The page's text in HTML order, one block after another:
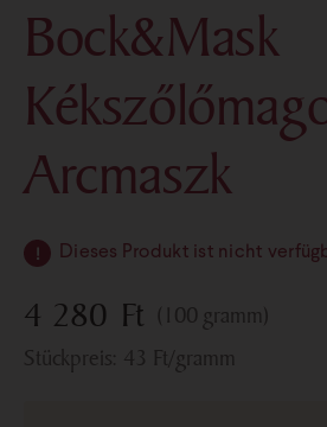
Bock&Mask
Arcmaszk
Dieses Produkt ist nicht
4 280Ft (100 gramm)
Stückpreis: 43Ft /gramm